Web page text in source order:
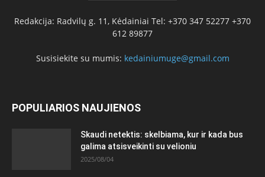
Redakcija: Radvilų g. 11, Kėdainiai Tel: +370 347 52277 +370
612 89877
Susisiekite su mumis: kedainiumuge@gmail.com
POPULIARIOS NAUJIENOS
Skaudi netektis: skelbiama, kur ir kada bus
galima atsisveikinti su velioniu
2025/08/04